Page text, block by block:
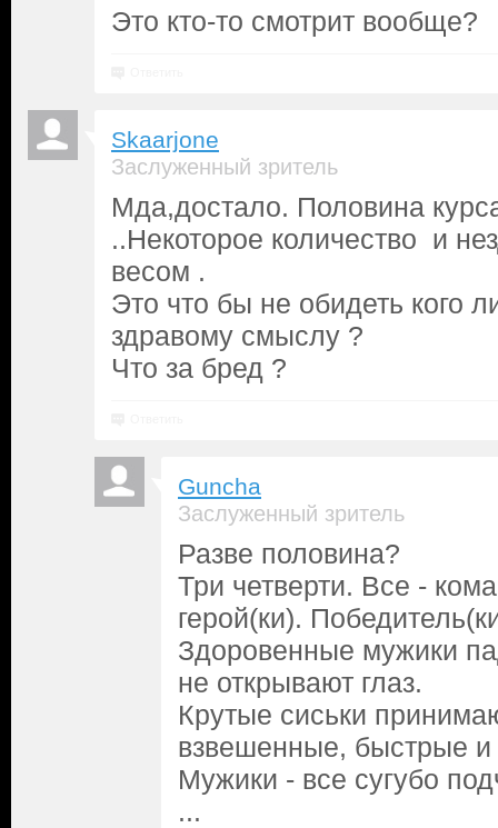
Это кто-то смотрит вообще?
Skaarjone
Заслуженный зритель
Мда,достало. Половина
..Некоторое количество и
весом .
Это что бы не обидеть кого
здравому смыслу ?
Что за бред ?
Guncha
Заслуженный зритель
Разве половина?
Три четверти. Все -
герой(ки).
Здоровенные мужики
не открывают глаз.
Крутые сиськи
взвешенные, быстрые
Мужики - все сугубо
...